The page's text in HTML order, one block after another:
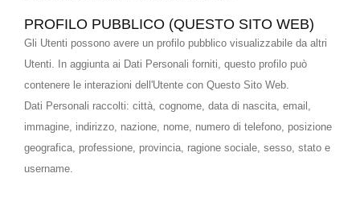
PROFILO PUBBLICO (QUESTO SITO WEB)
Gli Utenti possono avere un profilo pubblico visualizzabile da altri
Utenti. In aggiunta ai Dati Personali forniti, questo profilo può
contenere le interazioni dell'Utente con Questo Sito Web.
Dati Personali raccolti: città, cognome, data di nascita, email,
immagine, indirizzo, nazione, nome, numero di telefono, posizione
geografica, professione, provincia, ragione sociale, sesso, stato e
username.